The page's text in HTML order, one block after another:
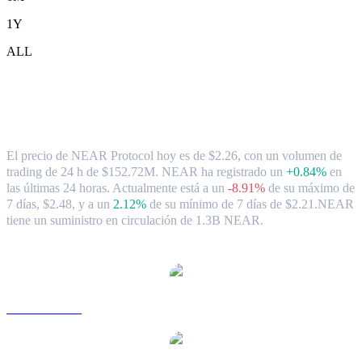
1Y
ALL
El precio de NEAR Protocol hoy es de $2.26, con un volumen de
trading de 24 h de $152.72M. NEAR ha registrado un +0.84% en
las últimas 24 horas. Actualmente está a un -8.91% de su máximo de
7 días, $2.48, y a un 2.12% de su mínimo de 7 días de $2.21.NEAR
tiene un suministro en circulación de 1.3B NEAR.